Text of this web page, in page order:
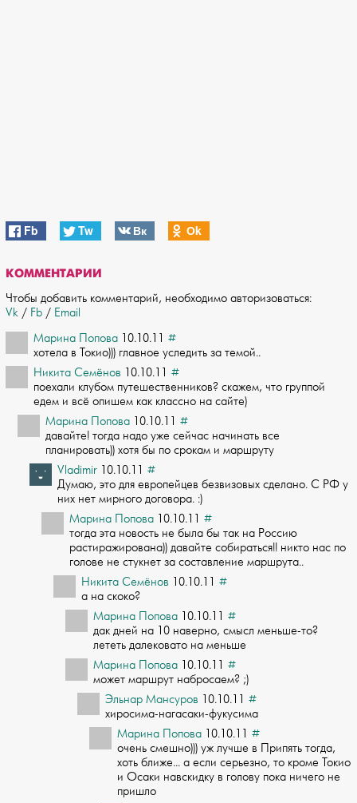
Fb Tw Вк Оk
КОММЕНТАРИИ
Чтобы добавить комментарий, необходимо авторизоваться:
Vk / Fb / Email
Марина Попова 10.10.11 #
хотела в Токио))) главное уследить за темой..
Никита Семёнов 10.10.11 #
поехали клубом путешественников? скажем, что группой
едем и всё опишем как классн­о на сайте)
Марина Попова 10.10.11 #
давайте! тогда надо уже сейчас начинать все
планировать)) хотя бы по срокам и мар­шруту
Vladimir 10.10.11 #
Думаю, это для европейцев безвизовых сделано. С РФ у
них нет мирного договора. :)
Марина Попова 10.10.11 #
тогда эта новость не была бы так на Россию
растиражирована)) давайте собираться!!­ никто нас по
голове не стукнет за составление маршрута..
Никита Семёнов 10.10.11 #
а на скоко?
Марина Попова 10.10.11 #
дак дней на 10 наверно, смысл меньше-то?
лететь далековато на меньше
Марина Попова 10.10.11 #
может маршрут набросаем? ;)
Эльнар Мансуров 10.10.11 #
хиросима-нагасаки-фукусима
Марина Попова 10.10.11 #
очень смешно))) уж лучше в Припять тогда,
хоть ближе... а если серьезно, то кроме­ Токио
и Осаки навскидку в голову пока ничего не
пришло